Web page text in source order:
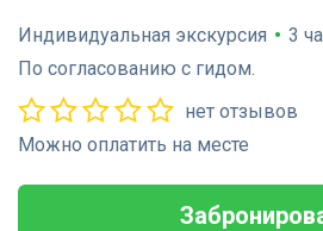
Индивидуальная экскурсия • 3
По согласованию с гидом.
нет отзывов
Можно оплатить на месте